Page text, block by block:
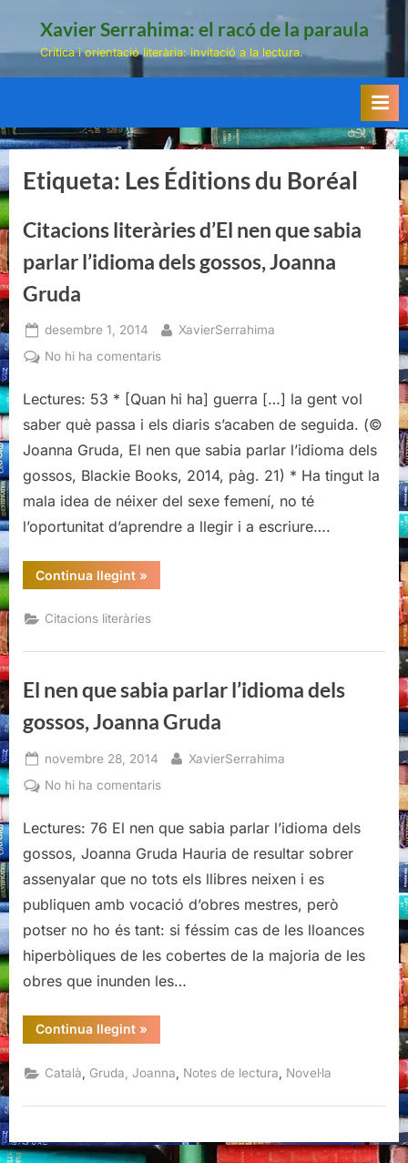
Xavier Serrahima: el racó de la paraula
Crítica i orientació literària: invitació a la lectura.
Etiqueta: Les Éditions du Boréal
Citacions literàries d’El nen que sabia
parlar l’idioma dels gossos, Joanna
Gruda
Posted
on
desembre 1, 2014 By
XavierSerrahima
No hi ha comentarisa
literàries
d’El
que
sabia
parlar
l’idioma
Lectures: 53 * [Quan hi ha] guerra […] la gent vol
saber què passa i els diaris s’acaben de seguida. (©
Joanna Gruda, El nen que sabia parlar l’idioma dels
gossos, Blackie Books, 2014, pàg. 21) * Ha tingut la
mala idea de néixer del sexe femení, no té
l’oportunitat d’aprendre a llegir i a escriure….
Continua llegint“Citacions
literàries
nen
que
parlar
gossos,
Joanna
Gruda”
»
Citacions literàries
El nen que sabia parlar l’idioma dels
gossos, Joanna Gruda
Posted
on
novembre 28, 2014 By
XavierSerrahima
No hi ha comentarisa
nen
que
parlar
l’idioma
dels
gossos,
Lectures: 76 El nen que sabia parlar l’idioma dels
gossos, Joanna Gruda Hauria de resultar sobrer
assenyalar que no tots els llibres neixen i es
publiquen amb vocació d’obres mestres, però
potser no ho és tant: si féssim cas de les lloances
hiperbòliques de les cobertes de la majoria de les
obres que inunden les…
Continua llegint“El
nen
sabia
parlar
dels
Gruda”
»
Català Gruda, Joanna Notes de lectura Novel·la